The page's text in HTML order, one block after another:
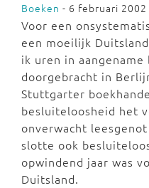
Boeken - 6 februari 2002
Voor een
een moeilijk
ik uren in
doorgebracht in
Stuttgarter
besluiteloosheid het
onverwacht
slotte ook
opwindend jaar was
Duitsland.